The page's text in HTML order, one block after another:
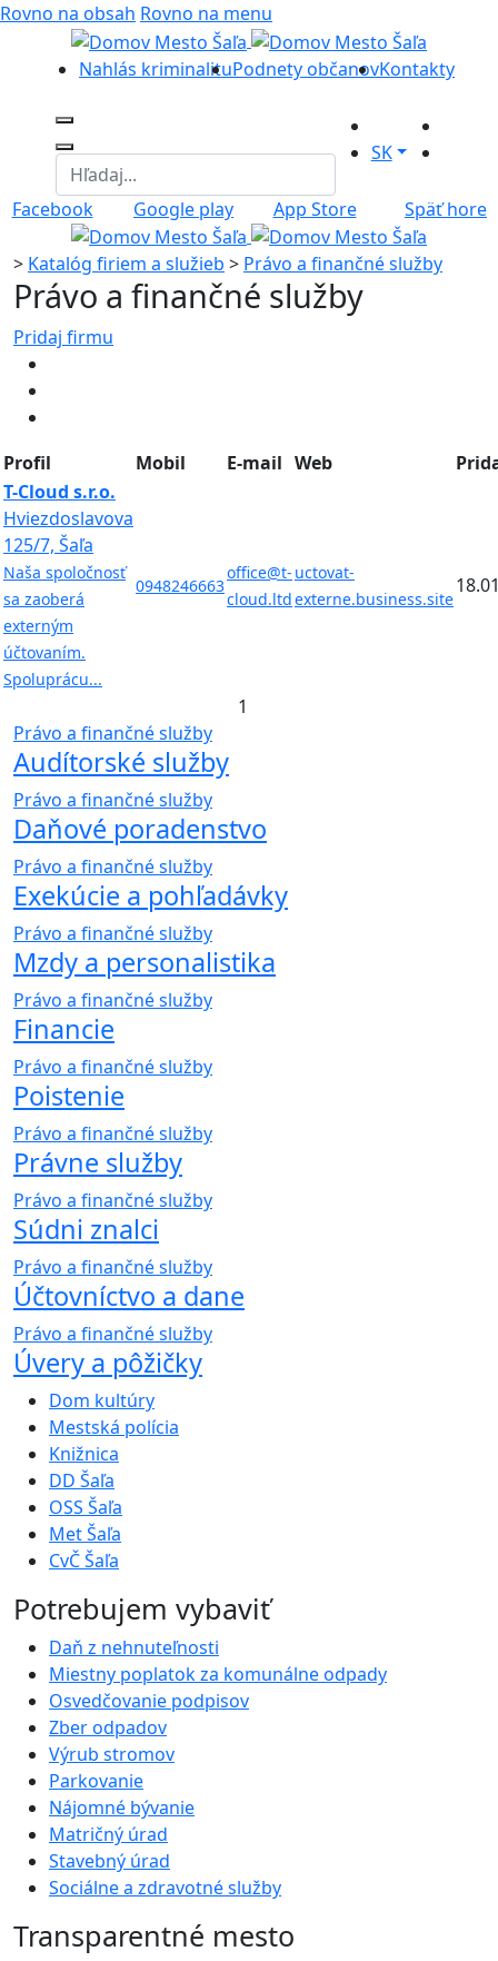
Rovno na obsah Rovno na menu
Nahlás kriminalituPodnety občanovKontakty
SK
Facebook Google play App Store Späť hore
> Katalóg firiem a služieb > Právo a finančné služby
Právo a finančné služby
Pridaj firmu
Právo a finančné služby
Audítorské služby
Právo a finančné služby
Daňové poradenstvo
Právo a finančné služby
Exekúcie a pohľadávky
Právo a finančné služby
Mzdy a personalistika
Právo a finančné služby
Financie
Právo a finančné služby
Poistenie
Právo a finančné služby
Právne služby
Právo a finančné služby
Súdni znalci
Právo a finančné služby
Účtovníctvo a dane
Právo a finančné služby
Úvery a pôžičky
Profil Mobil E-mail Web
T-Cloud s.r.o.
Hviezdoslavova
125/7, Šaľa
Naša spoločnosť
sa zaoberá
externým
účtovaním.
Spoluprácu...
0948246663
office@t-
cloud.ltd
uctovat-
externe.business.site
1
Dom kultúry
Mestská polícia
Knižnica
DD Šaľa
OSS Šaľa
Met Šaľa
CvČ Šaľa
Potrebujem vybaviť
Daň z nehnuteľnosti
Miestny poplatok za komunálne odpady
Osvedčovanie podpisov
Zber odpadov
Výrub stromov
Parkovanie
Nájomné bývanie
Matričný úrad
Stavebný úrad
Sociálne a zdravotné služby
Transparentné mesto